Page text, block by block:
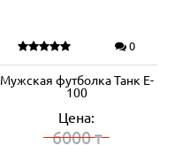
0
Мужская футболка Танк E-
100
Цена:
6000₸